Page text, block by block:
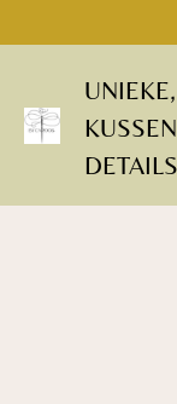
direct
de
hoofdinhoud